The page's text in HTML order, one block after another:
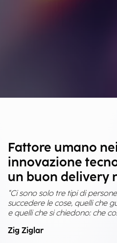
Fattore umano
innovazione
un buon delivery
“Ci sono solo tre tipi di
succedere le cose, quelli che
e quelli che si chiedono: che
Zig Ziglar